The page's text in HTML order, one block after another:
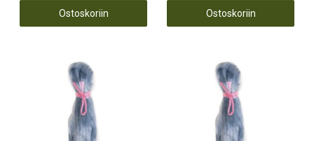
Ostoskoriin Ostoskoriin